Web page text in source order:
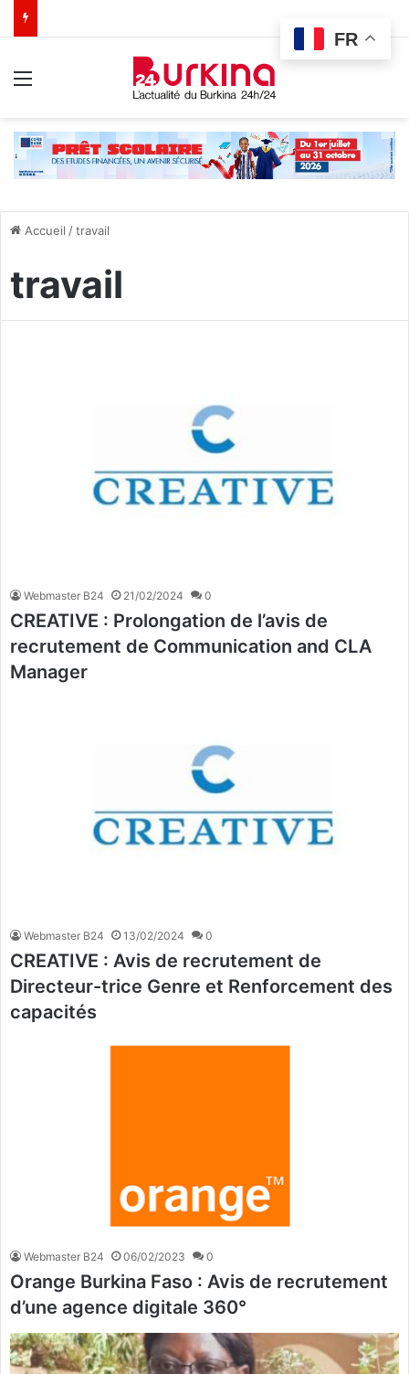
Accueil /travail
travail
Webmaster B24 21/02/2024 0
CREATIVE : Prolongation de l’avis de
recrutement de Communication and CLA
Manager
Webmaster B24 13/02/2024 0
CREATIVE : Avis de recrutement de
Directeur-trice Genre et Renforcement des
capacités
Webmaster B24 06/02/2023 0
Orange Burkina Faso : Avis de recrutement
d’une agence digitale 360°
FR